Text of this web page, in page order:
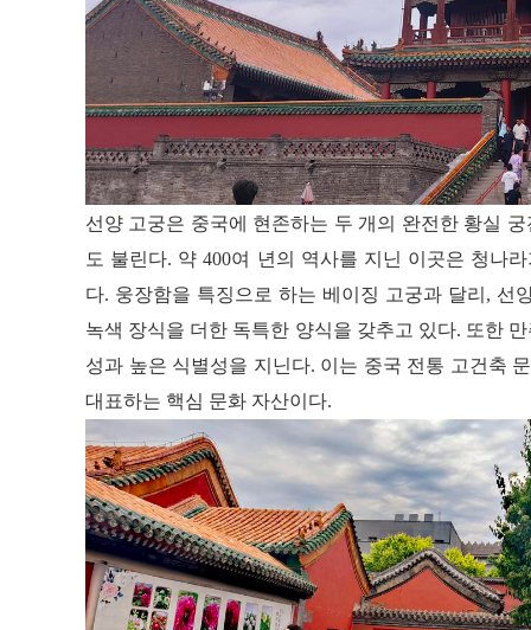
선양 고궁은 중국에 현존하는 두 개의 완전한 황실
도 불린다. 약 400여 년의 역사를 지닌 이곳은 청나
다. 웅장함을 특징으로 하는 베이징 고궁과 달리, 선
녹색 장식을 더한 독특한 양식을 갖추고 있다. 또한
성과 높은 식별성을 지닌다. 이는 중국 전통 고건축
대표하는 핵심 문화 자산이다.